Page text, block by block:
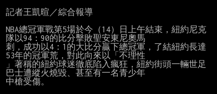
記者王凱暄／綜合報導
NBA總冠軍戰第5場於今（14）日上午結束，紐約尼克
隊以94：90的比分擊敗聖安東尼奧馬
刺，成功以4：1的大比分贏下總冠軍，了結紐約長達
53年的冠軍荒，對此向來以「不理性
」著稱的紐約球迷徹底陷入瘋狂，紐約街頭一輛世足
巴士遭縱火燒毀、甚至有一名青少年
中槍受傷。